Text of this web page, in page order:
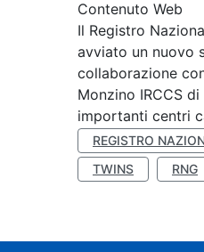
Contenuto Web
Il Registro
avviato un nuovo
collaborazione
Monzino IRCCS
importanti centri
REGISTRO
TWINS
RNG